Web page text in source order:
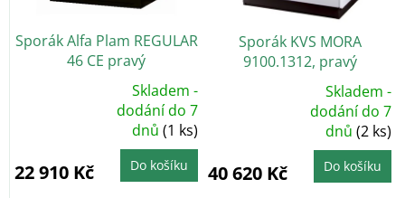
dSporák Alfa Plam REGULAR
46 CE pravý
z
5
hvězdiček.
Skladem -
dodání do 7
dnů(1 ks)
22 910 Kč Do košíku
Sporák KVS MORA
9100.1312, pravý
z
5
hvězdiček.
Skladem -
dodání do 7
dnů(2 ks)
40 620 Kč Do košíku